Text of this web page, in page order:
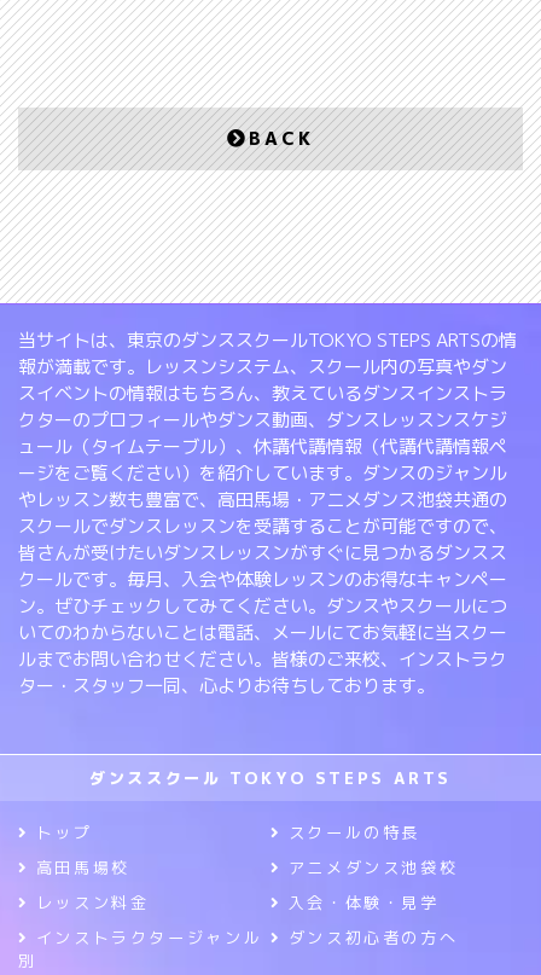
BACK
当サイトは、東京のダンススクールTOKYO STEPS ARTSの情
報が満載です。レッスンシステム、スクール内の写真やダン
スイベントの情報はもちろん、教えているダンスインストラ
クターのプロフィールやダンス動画、ダンスレッスンスケジ
ュール（タイムテーブル）、休講代講情報（代講代講情報ペ
ージをご覧ください）を紹介しています。ダンスのジャンル
やレッスン数も豊富で、高田馬場・アニメダンス池袋共通の
スクールでダンスレッスンを受講することが可能ですので、
皆さんが受けたいダンスレッスンがすぐに見つかるダンスス
クールです。毎月、入会や体験レッスンのお得なキャンペー
ン。ぜひチェックしてみてください。ダンスやスクールにつ
いてのわからないことは電話、メールにてお気軽に当スクー
ルまでお問い合わせください。皆様のご来校、インストラク
ター・スタッフ一同、心よりお待ちしております。
ダンススクール TOKYO STEPS ARTS
トップ
スクールの特長
高田馬場校
アニメダンス池袋校
レッスン料金
入会・体験・見学
インストラクタージャンル
別
ダンス初心者の方へ